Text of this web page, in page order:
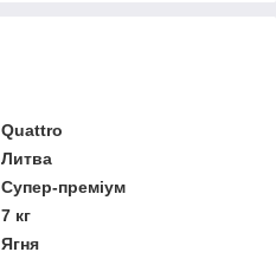
Quattro
Литва
Супер-преміум
7 кг
Ягня